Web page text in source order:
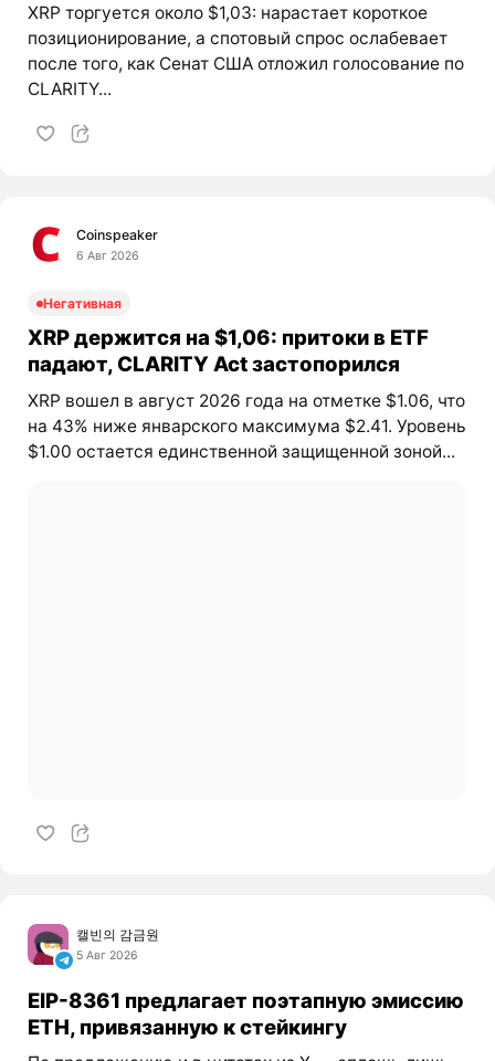
XRP торгуется около $1,03: нарастает короткое
позиционирование, а спотовый спрос ослабевает
после того, как Сенат США отложил голосование по
CLARITY...
Coinspeaker
6 Авг 2026
Негативная
XRP держится на $1,06: притоки в ETF
падают, CLARITY Act застопорился
XRP вошел в август 2026 года на отметке $1.06, что
на 43% ниже январского максимума $2.41. Уровень
$1.00 остается единственной защищенной зоной...
캘빈의 감금원
5 Авг 2026
EIP-8361 предлагает поэтапную эмиссию
ETH, привязанную к стейкингу